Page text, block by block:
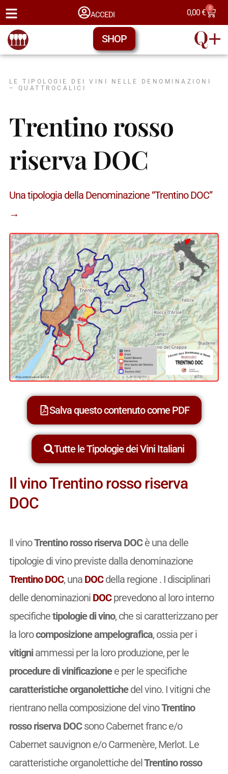
ACCEDI 0,00€ 0
SHOP
LE TIPOLOGIE DEI VINI NELLE DENOMINAZIONI
– QUATTROCALICI
Trentino rosso
riserva DOC
Una tipologia della Denominazione “Trentino DOC”
→
Salva questo contenuto come PDF
Tutte le Tipologie dei Vini Italiani
Il vino Trentino rosso riserva
DOC
Il vinoTrentino rosso riserva DOCè una delle
tipologie di vino previste dalla denominazione
Trentino DOC, una DOCdella regione . I disciplinari
delle denominazioni DOCprevedono al loro interno
specifichetipologie di vino, che si caratterizzano per
la lorocomposizione ampelografica, ossia per i
vitigniammessi per la loro produzione, per le
procedure di vinificazionee per le specifiche
caratteristiche organolettichedel vino. I vitigni che
rientrano nella composizione del vinoTrentino
rosso riserva DOCsono Cabernet franc e/o
Cabernet sauvignon e/o Carmenère, Merlot. Le
caratteristiche organolettiche delTrentino rosso